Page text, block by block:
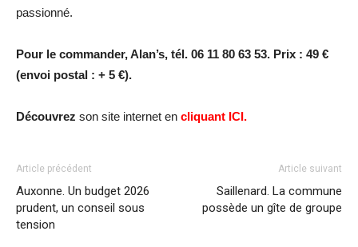
passionné.
Pour le commander, Alan’s, tél. 06 11 80 63 53. Prix : 49 €
(envoi postal : + 5 €).
Découvrez son site internet en cliquant ICI.
Article précédent
Auxonne. Un budget 2026
prudent, un conseil sous
tension
Article suivant
Saillenard. La commune
possède un gîte de groupe